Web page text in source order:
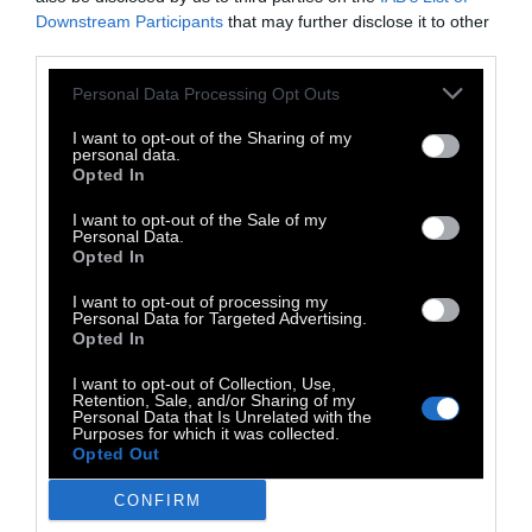
Downstream Participants that may further disclose it to other
Personal Data Processing Opt Outs
I want to opt-out of the Sharing of my
personal data.
Opted In
I want to opt-out of the Sale of my
Personal Data.
Opted In
I want to opt-out of processing my
Personal Data for Targeted Advertising.
Opted In
I want to opt-out of Collection, Use,
Retention, Sale, and/or Sharing of my
Personal Data that Is Unrelated with the
Purposes for which it was collected.
Opted Out
CONFIRM